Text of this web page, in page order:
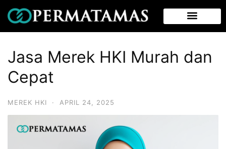
Jasa Merek HKI Murah dan
Cepat
MEREK HKI · APRIL 24, 2025